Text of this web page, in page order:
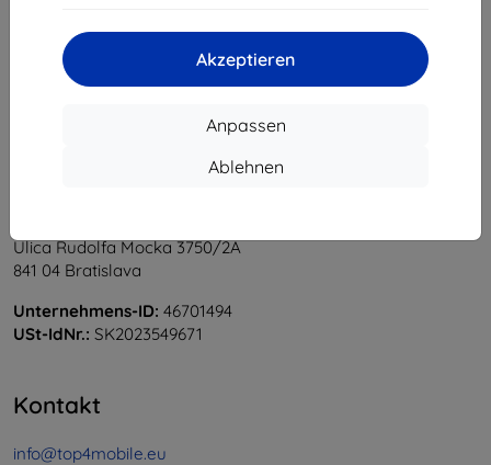
Akzeptieren
Anpassen
Ablehnen
1
Ulica Rudolfa Mocka 3750/2A
841 04 Bratislava
Unternehmens-ID: 46701494
USt-IdNr.: SK2023549671
Kontakt
info@top4mobile.eu